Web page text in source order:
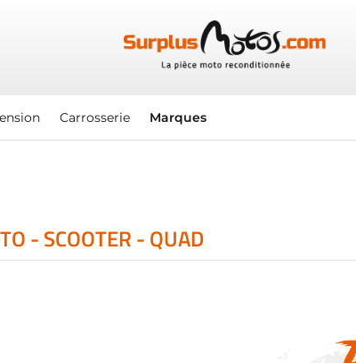
Carrosserie Marques
- SCOOTER - QUAD